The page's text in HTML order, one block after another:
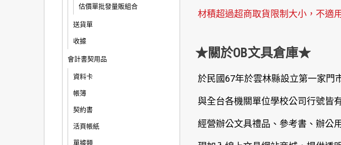
估價單批發量販組合
送貨單
收據
會計書契用品
資料卡
帳簿
契約書
活頁帳紙
單據類
材積超過超商取貨限制大小，不適
★關於OB文具倉庫★
於民國67年於雲林縣設立第一家門
與全台各機關單位學校公司行號皆
經營辦公文具禮品、參考書、辦公